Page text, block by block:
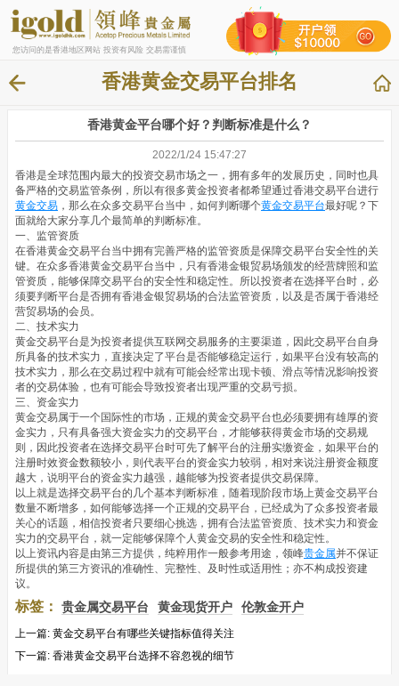
您访问的是香港地区网站 投资有风险 交易需谨慎
香港黄金交易平台排名
香港黄金平台哪个好？判断标准是什么？
2022/1/24 15:47:27
香港是全球范围内最大的投资交易市场之一，拥有多年的发展历史，同时也具
备严格的交易监管条例，所以有很多黄金投资者都希望通过香港交易平台进行
黄金交易 ，那么在众多交易平台当中，如何判断哪个黄金交易平台最好呢？下
面就给大家分享几个最简单的判断标准。
一、监管资质
在香港黄金交易平台当中拥有完善严格的监管资质是保障交易平台安全性的关
键。在众多香港黄金交易平台当中，只有香港金银贸易场颁发的经营牌照和监
管资质，能够保障交易平台的安全性和稳定性。所以投资者在选择平台时，必
须要判断平台是否拥有香港金银贸易场的合法监管资质，以及是否属于香港经
营贸易场的会员。
二、技术实力
黄金交易平台是为投资者提供互联网交易服务的主要渠道，因此交易平台自身
所具备的技术实力，直接决定了平台是否能够稳定运行，如果平台没有较高的
技术实力，那么在交易过程中就有可能会经常出现卡顿、滑点等情况影响投资
者的交易体验，也有可能会导致投资者出现严重的交易亏损。
三、资金实力
黄金交易属于一个国际性的市场，正规的黄金交易平台也必须要拥有雄厚的资
金实力，只有具备强大资金实力的交易平台，才能够获得黄金市场的交易规
则，因此投资者在选择交易平台时可先了解平台的注册实缴资金，如果平台的
注册时效资金数额较小，则代表平台的资金实力较弱，相对来说注册资金额度
越大，说明平台的资金实力越强，越能够为投资者提供交易保障。
以上就是选择交易平台的几个基本判断标准，随着现阶段市场上黄金交易平台
数量不断增多，如何能够选择一个正规的交易平台，已经成为了众多投资者最
关心的话题，相信投资者只要细心挑选，拥有合法监管资质、技术实力和资金
实力的交易平台，就一定能够保障个人黄金交易的安全性和稳定性。
以上资讯内容是由第三方提供，纯粹用作一般参考用途，领峰贵金属并不保证
所提供的第三方资讯的准确性、完整性、及时性或适用性；亦不构成投资建
议。
标签： 贵金属交易平台 黄金现货开户 伦敦金开户
上一篇: 黄金交易平台有哪些关键指标值得关注
下一篇: 香港黄金交易平台选择不容忽视的细节